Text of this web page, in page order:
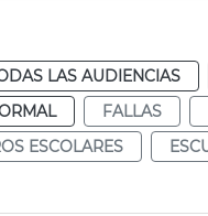
LAS AUDIENCIAS
FALLAS
ESCOLARES